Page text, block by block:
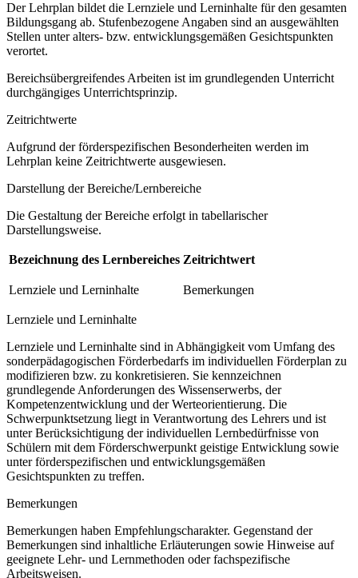
Der Lehrplan bildet die Lernziele und Lerninhalte für den gesamten
Bildungsgang ab. Stufenbezogene Angaben sind an ausgewählten
Stellen unter alters- bzw. entwicklungsgemäßen Gesichtspunkten
verortet.
Bereichsübergreifendes Arbeiten ist im grundlegenden Unterricht
durchgängiges Unterrichtsprinzip.
Zeitrichtwerte
Aufgrund der förderspezifischen Besonderheiten werden im
Lehrplan keine Zeitrichtwerte ausgewiesen.
Darstellung der Bereiche/Lernbereiche
Die Gestaltung der Bereiche erfolgt in tabellarischer
Darstellungsweise.
Bezeichnung des Lernbereiches Zeitrichtwert
Lernziele und Lerninhalte Bemerkungen
Lernziele und Lerninhalte
Lernziele und Lerninhalte sind in Abhängigkeit vom Umfang des
sonderpädagogischen Förderbedarfs im individuellen Förderplan zu
modifizieren bzw. zu konkretisieren. Sie kennzeichnen
grundlegende Anforderungen des Wissenserwerbs, der
Kompetenzentwicklung und der Werteorientierung. Die
Schwerpunktsetzung liegt in Verantwortung des Lehrers und ist
unter Berücksichtigung der individuellen Lernbedürfnisse von
Schülern mit dem Förderschwerpunkt geistige Entwicklung sowie
unter förderspezifischen und entwicklungsgemäßen
Gesichtspunkten zu treffen.
Bemerkungen
Bemerkungen haben Empfehlungscharakter. Gegenstand der
Bemerkungen sind inhaltliche Erläuterungen sowie Hinweise auf
geeignete Lehr- und Lernmethoden oder fachspezifische
Arbeitsweisen.